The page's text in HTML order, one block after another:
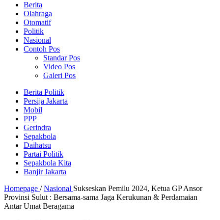
Berita
Olahraga
Otomatif
Politik
Nasional
Contoh Pos
Standar Pos
Video Pos
Galeri Pos
Berita Politik
Persija Jakarta
Mobil
PPP
Gerindra
Sepakbola
Daihatsu
Partai Politik
Sepakbola Kita
Banjir Jakarta
Homepage / Nasional Sukseskan Pemilu 2024, Ketua GP Ansor
Provinsi Sulut : Bersama-sama Jaga Kerukunan & Perdamaian
Antar Umat Beragama